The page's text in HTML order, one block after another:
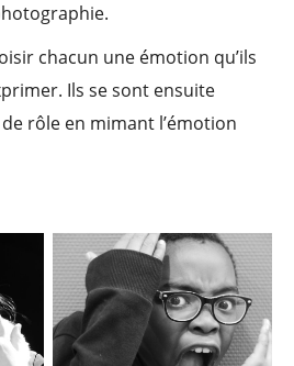
chacun une émotion qu’ils
Ils se sont ensuite
rôle en mimant l’émotion